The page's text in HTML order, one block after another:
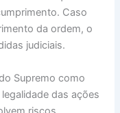
Caso
da ordem, o
judiciais.
Supremo como
das ações